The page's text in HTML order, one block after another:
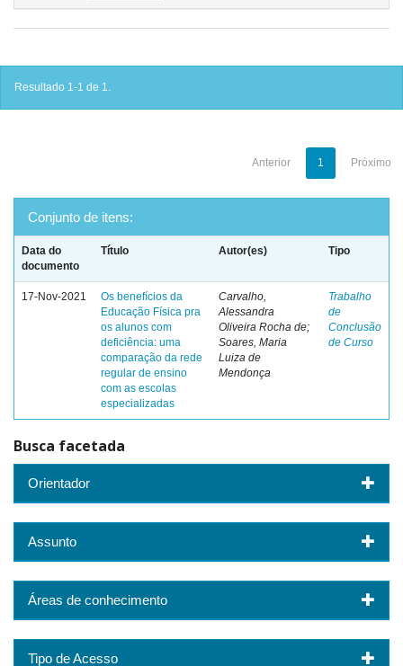
Resultado 1-1 de 1.
Anterior 1 Próximo
Conjunto de itens:
Data do
documento
Título Autor(es) Tipo
17-Nov-2021
Os benefícios da
Educação Física pra
os alunos com
deficiência: uma
comparação da rede
regular de ensino
com as escolas
especializadas
Carvalho,
Alessandra
Oliveira Rocha de;
Soares, Maria
Luiza de
Mendonça
Trabalho
de
Conclusão
de Curso
Busca facetada
Orientador
Assunto
Áreas de conhecimento
Tipo de Acesso